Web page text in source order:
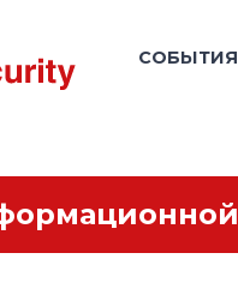
СОБЫТИЯ